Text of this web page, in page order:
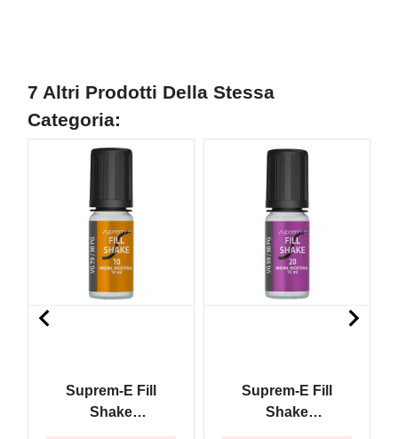
7 Altri Prodotti Della Stessa
Categoria:
Suprem-E Fill
Shake
Suprem-E Fill
Shake
 